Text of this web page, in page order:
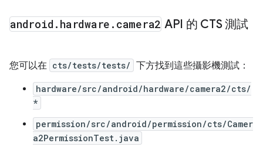
android . hardware . camera2 API 的 CTS 測試
您可以在 cts/tests/tests/ 下方找到這些攝影機測試：
hardware/src/android/hardware/camera2/cts/
*
permission/src/android/permission/cts/Camer
a2PermissionTest.java